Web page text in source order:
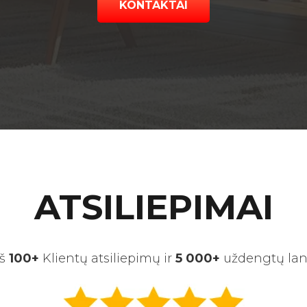
KONTAKTAI
ATSILIEPIMAI
100+ Klientų atsiliepimų ir 5 000+ uždengtų